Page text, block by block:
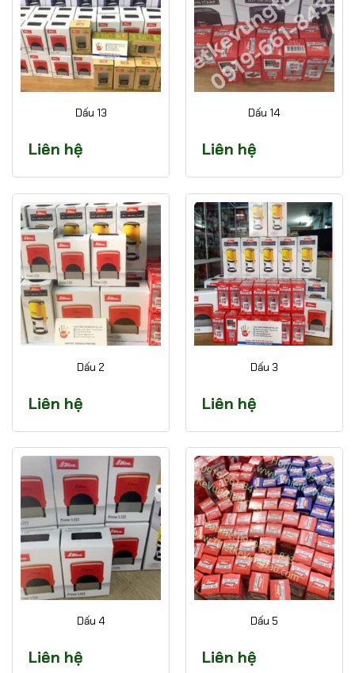
Dấu 13
Liên hệ
Dấu 14
Liên hệ
Dấu 2
Liên hệ
Dấu 3
Liên hệ
Dấu 4
Liên hệ
Dấu 5
Liên hệ